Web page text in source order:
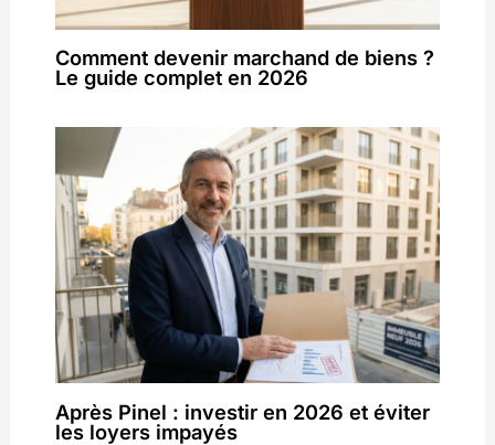
Comment devenir marchand de biens ?
Le guide complet en 2026
Après Pinel : investir en 2026 et éviter
les loyers impayés